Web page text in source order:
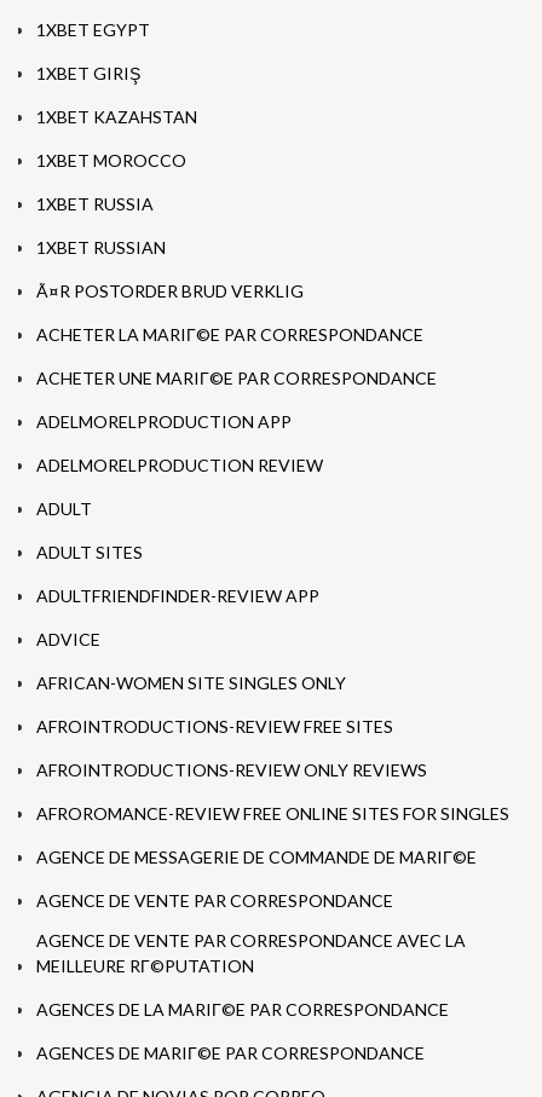
1XBET EGYPT
1XBET GIRIŞ
1XBET KAZAHSTAN
1XBET MOROCCO
1XBET RUSSIA
1XBET RUSSIAN
Ã¤R POSTORDER BRUD VERKLIG
ACHETER LA MARIГ©E PAR CORRESPONDANCE
ACHETER UNE MARIГ©E PAR CORRESPONDANCE
ADELMORELPRODUCTION APP
ADELMORELPRODUCTION REVIEW
ADULT
ADULT SITES
ADULTFRIENDFINDER-REVIEW APP
ADVICE
AFRICAN-WOMEN SITE SINGLES ONLY
AFROINTRODUCTIONS-REVIEW FREE SITES
AFROINTRODUCTIONS-REVIEW ONLY REVIEWS
AFROROMANCE-REVIEW FREE ONLINE SITES FOR SINGLES
AGENCE DE MESSAGERIE DE COMMANDE DE MARIГ©E
AGENCE DE VENTE PAR CORRESPONDANCE
AGENCE DE VENTE PAR CORRESPONDANCE AVEC LA
MEILLEURE RГ©PUTATION
AGENCES DE LA MARIГ©E PAR CORRESPONDANCE
AGENCES DE MARIГ©E PAR CORRESPONDANCE